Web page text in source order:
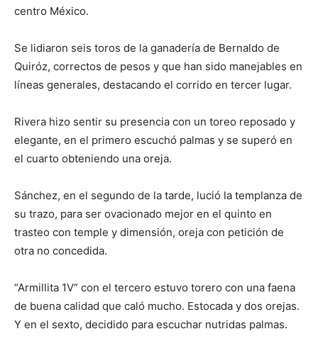
centro México.
Se lidiaron seis toros de la ganadería de Bernaldo de
Quiróz, correctos de pesos y que han sido manejables en
líneas generales, destacando el corrido en tercer lugar.
Rivera hizo sentir su presencia con un toreo reposado y
elegante, en el primero escuchó palmas y se superó en
el cuarto obteniendo una oreja.
Sánchez, en el segundo de la tarde, lució la templanza de
su trazo, para ser ovacionado mejor en el quinto en
trasteo con temple y dimensión, oreja con petición de
otra no concedida.
“Armillita 1V” con el tercero estuvo torero con una faena
de buena calidad que caló mucho. Estocada y dos orejas.
Y en el sexto, decidido para escuchar nutridas palmas.